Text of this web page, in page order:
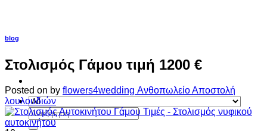
Αναζήτηση
για:
blog
Στολισμός Γάμου τιμή 1200 €
Posted on by flowers4wedding Ανθοπωλείο Αποστολή
λουλουδιών